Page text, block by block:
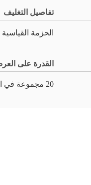
تفاصيل التغليف
الحزمة القياسية
القدرة على
20 مجموعة في السنة